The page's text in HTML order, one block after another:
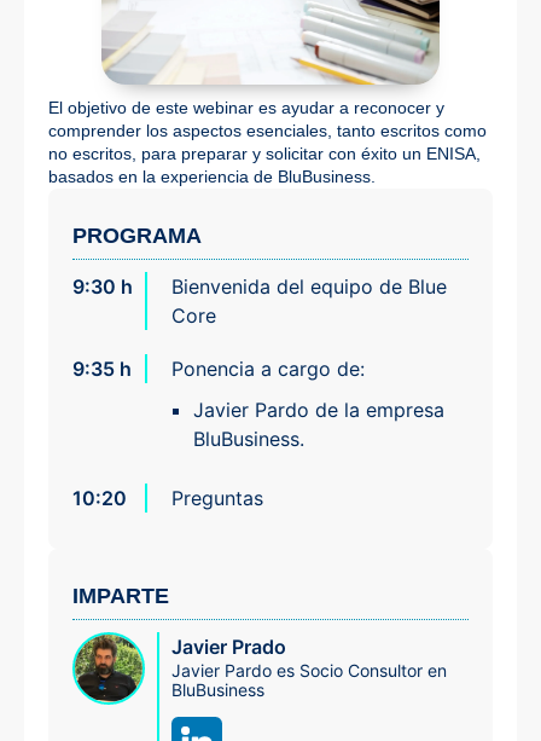
El objetivo de este webinar es ayudar a reconocer y
comprender los aspectos esenciales, tanto escritos como
no escritos, para preparar y solicitar con éxito un ENISA,
basados en la experiencia de BluBusiness.
PROGRAMA
9:30 h
Bienvenida del equipo de Blue
Core
9:35 h
Ponencia a cargo de:
Javier Pardo de la empresa
BluBusiness.
10:20 Preguntas
IMPARTE
Javier Prado
Javier Pardo es Socio Consultor en
BluBusiness